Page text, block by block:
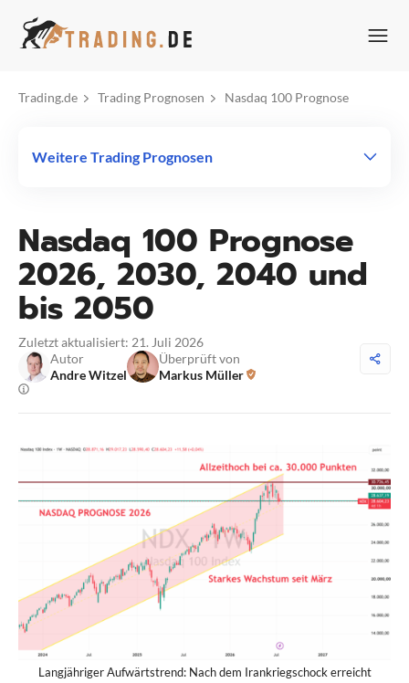
Inhalt
Trading.de Trading Prognosen Nasdaq 100 Prognose
Nasdaq 100 Prognose
2026, 2030, 2040 und
bis 2050
Zuletzt aktualisiert: 21. Juli 2026
Autor
Andre Witzel
Überprüft von
Markus Müller
Langjähriger Aufwärtstrend: Nach dem Irankriegschock erreicht
Weitere Trading Prognosen